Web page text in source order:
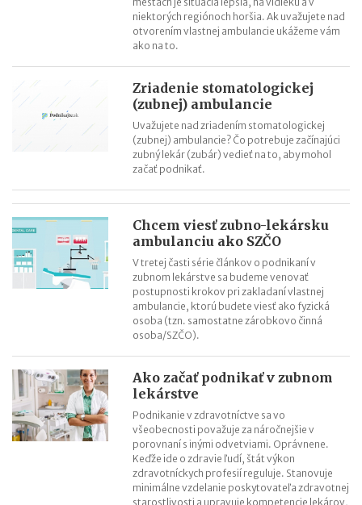
niektorých regiónoch horšia. Ak uvažujete nad
otvorením vlastnej ambulancie ukážeme vám
ako na to.
Zriadenie stomatologickej
(zubnej) ambulancie
Uvažujete nad zriadením stomatologickej
(zubnej) ambulancie? Čo potrebuje začínajúci
zubný lekár (zubár) vedieť na to, aby mohol
začať podnikať.
Chcem viesť zubno-lekársku
ambulanciu ako SZČO
V tretej časti série článkov o podnikaní v
zubnom lekárstve sa budeme venovať
postupnosti krokov pri zakladaní vlastnej
ambulancie, ktorú budete viesť ako fyzická
osoba (tzn. samostatne zárobkovo činná
osoba/SZČO).
Ako začať podnikať v zubnom
lekárstve
Podnikanie v zdravotníctve sa vo
všeobecnosti považuje za náročnejšie v
porovnaní s inými odvetviami. Oprávnene.
Keďže ide o zdravie ľudí, štát výkon
zdravotníckych profesií reguluje. Stanovuje
minimálne vzdelanie poskytovateľa zdravotnej
starostlivosti a upravuje kompetencie lekárov,